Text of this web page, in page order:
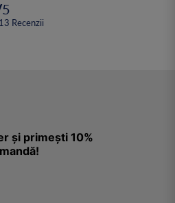
5
Recenzii
și primești 10%